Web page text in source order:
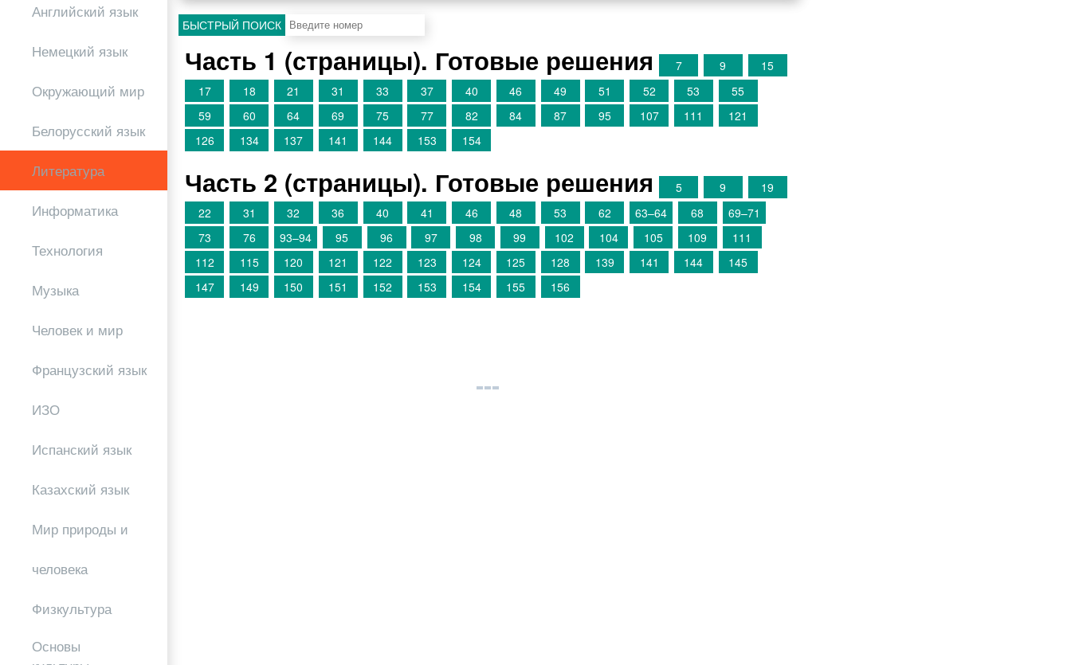
Английский язык
Немецкий язык
Окружающий мир
Белорусский язык
Литература
Информатика
Технология
Музыка
Человек и мир
Французский язык
ИЗО
Испанский язык
Казахский язык
Мир природы и
человека
Физкультура
Основы
БЫСТРЫЙ ПОИСК
Часть 1 (страницы). Готовые решения 7 9
15
17
18 21 31 33 37 40 46 49 51 52 53
55
59
60 64 69 75 77 82 84 87 95 107 111
121
126
134 137 141 144 153 154
Часть 2 (страницы). Готовые решения 5 9
19
22
31 32 36 40 41 46 48 53 62 63–64 68
69–71
73
76 93–94 95 96 97 98 99 102 104 105 109
111
112
115 120 121 122 123 124 125 128 139 141 144
145
147
149 150 151 152 153 154 155 156